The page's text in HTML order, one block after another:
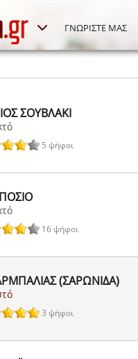
ΓΝΩΡΙΣΤΕ ΜΑΣ
ΣΟΥΒΛΑΚΙ
5 ψήφοι
16 ψήφοι
(ΣΑΡΩΝΙΔΑ)
3 ψήφοι